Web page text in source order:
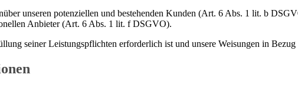
unseren potenziellen und bestehenden Kunden (Art. 6 Abs. 1 lit. b
Anbieter (Art. 6 Abs. 1 lit. f DSGVO).
seiner Leistungspflichten erforderlich ist und unsere Weisungen in Bezug